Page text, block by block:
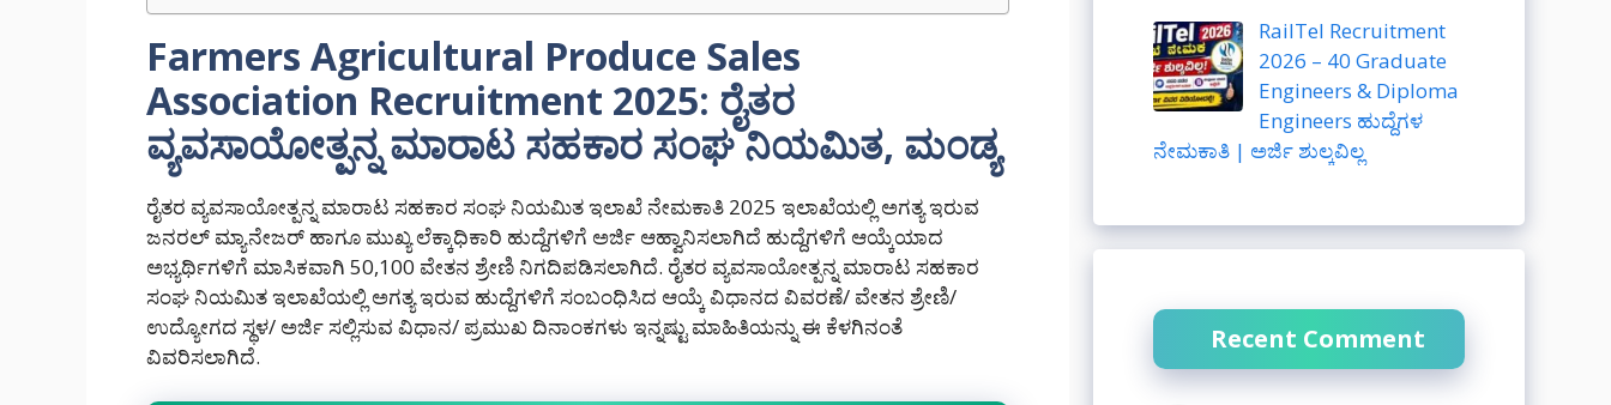
Farmers Agricultural Produce Sales
Association Recruitment 2025: ರೈತರ
ವ್ಯವಸಾಯೋತ್ಪನ್ನ ಮಾರಾಟ ಸಹಕಾರ ಸಂಘ ನಿಯಮಿತ, ಮಂಡ್ಯ
ರೈತರ ವ್ಯವಸಾಯೋತ್ಪನ್ನ ಮಾರಾಟ ಸಹಕಾರ ಸಂಘ ನಿಯಮಿತ ಇಲಾಖೆ ನೇಮಕಾತಿ 2025 ಇಲಾಖೆಯಲ್ಲಿ ಅಗತ್ಯ ಇರುವ
ಜನರಲ್ ಮ್ಯಾನೇಜರ್ ಹಾಗೂ ಮುಖ್ಯ ಲೆಕ್ಕಾಧಿಕಾರಿ ಹುದ್ದೆಗಳಿಗೆ ಅರ್ಜಿ ಆಹ್ವಾನಿಸಲಾಗಿದೆ ಹುದ್ದೆಗಳಿಗೆ ಆಯ್ಕೆಯಾದ
ಅಭ್ಯರ್ಥಿಗಳಿಗೆ ಮಾಸಿಕವಾಗಿ 50,100 ವೇತನ ಶ್ರೇಣಿ ನಿಗದಿಪಡಿಸಲಾಗಿದೆ. ರೈತರ ವ್ಯವಸಾಯೋತ್ಪನ್ನ ಮಾರಾಟ ಸಹಕಾರ
ಸಂಘ ನಿಯಮಿತ ಇಲಾಖೆಯಲ್ಲಿ ಅಗತ್ಯ ಇರುವ ಹುದ್ದೆಗಳಿಗೆ ಸಂಬಂಧಿಸಿದ ಆಯ್ಕೆ ವಿಧಾನದ ವಿವರಣೆ/ ವೇತನ ಶ್ರೇಣಿ/
ಉದ್ಯೋಗದ ಸ್ಥಳ/ ಅರ್ಜಿ ಸಲ್ಲಿಸುವ ವಿಧಾನ/ ಪ್ರಮುಖ ದಿನಾಂಕಗಳು ಇನ್ನಷ್ಟು ಮಾಹಿತಿಯನ್ನು ಈ ಕೆಳಗಿನಂತೆ
ವಿವರಿಸಲಾಗಿದೆ.
RailTel Recruitment
2026 – 40 Graduate
Engineers & Diploma
Engineers ಹುದ್ದೆಗಳ
ನೇಮಕಾತಿ | ಅರ್ಜಿ ಶುಲ್ಕವಿಲ್ಲ
Recent Comment